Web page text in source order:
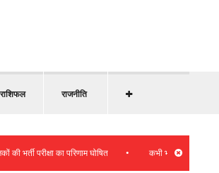
राशिफल राजनीति
का परिणाम घोषित • कभी भी प्रदेश हितों के साथ